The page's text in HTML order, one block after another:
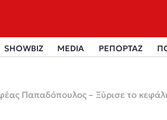
SHOWBIZ MEDIA ΡΕΠΟΡΤΑΖ
Παπαδόπουλος – Ξύρισε το